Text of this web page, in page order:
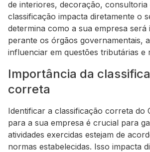
de interiores, decoração, consultoria
classificação impacta diretamente o
determina como a sua empresa será
perante os órgãos governamentais,
influenciar em questões tributárias e
Importância da
correta
Identificar a classificação correta do
para a sua empresa é crucial para
atividades exercidas estejam de
normas estabelecidas. Isso impacta